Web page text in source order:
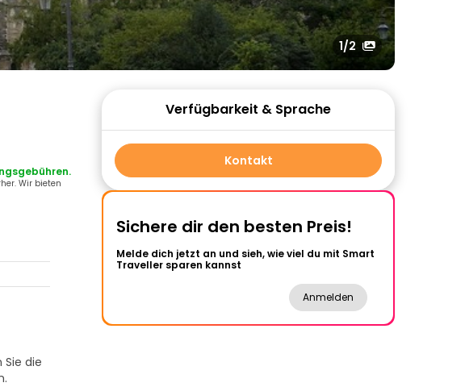
1/2
Wir bieten
Sie die
Verfügbarkeit & Sprache
Kontakt
Sichere dir den besten Preis!
Melde dich jetzt an und sieh, wie viel du mit Smart
Traveller sparen kannst
Anmelden